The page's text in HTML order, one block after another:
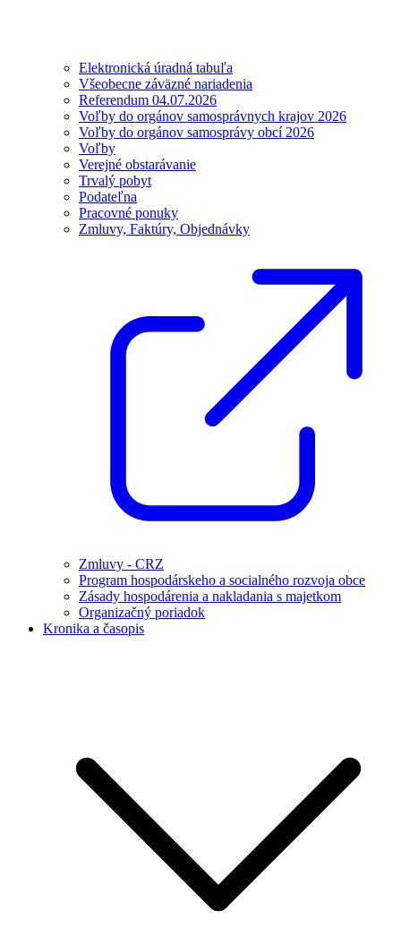
Elektronická úradná tabuľa
Všeobecne záväzné nariadenia
Referendum 04.07.2026
Voľby do orgánov samosprávnych krajov 2026
Voľby do orgánov samosprávy obcí 2026
Voľby
Verejné obstarávanie
Trvalý pobyt
Podateľna
Pracovné ponuky
Zmluvy, Faktúry, Objednávky
Zmluvy - CRZ
Program hospodárskeho a socialného rozvoja obce
Zásady hospodárenia a nakladania s majetkom
Organizačný poriadok
Kronika a časopis